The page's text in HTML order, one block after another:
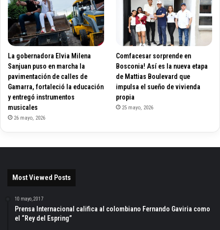
La gobernadora Elvia Milena
Sanjuan puso en marcha la
pavimentación de calles de
Gamarra, fortaleció la educación
y entregó instrumentos
musicales
26 mayo, 2026
Comfacesar sorprende en
Bosconia! Así es la nueva etapa
de Mattias Boulevard que
impulsa el sueño de vivienda
propia
25 mayo, 2026
Most Viewed Posts
10 mayo, 2017
Prensa Internacional califica al colombiano Fernando Gaviria como
el “Rey del Espring”